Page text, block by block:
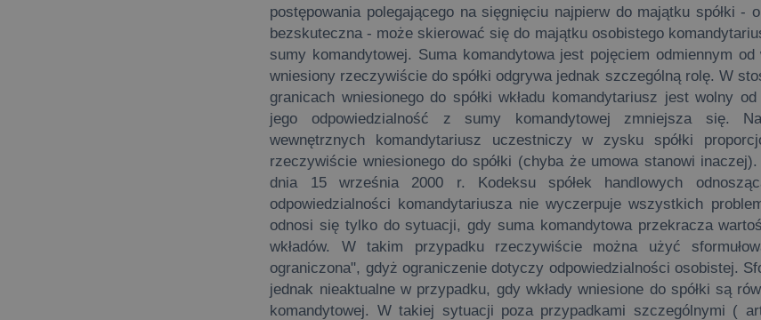
postępowania polegającego na sięgnięciu najpierw do majątku spółki -
bezskuteczna - może skierować się do majątku osobistego
sumy komandytowej. Suma komandytowa jest pojęciem odmiennym od
wniesiony rzeczywiście do spółki odgrywa jednak szczególną rolę. W
granicach wniesionego do spółki wkładu komandytariusz jest wolny
jego odpowiedzialność z sumy komandytowej zmniejsza się.
wewnętrznych komandytariusz uczestniczy w zysku spółki
rzeczywiście wniesionego do spółki (chyba że umowa stanowi
dnia 15 września 2000 r. Kodeksu spółek handlowych
odpowiedzialności komandytariusza nie wyczerpuje wszystkich
odnosi się tylko do sytuacji, gdy suma komandytowa przekracza
wkładów. W takim przypadku rzeczywiście można użyć
ograniczona", gdyż ograniczenie dotyczy odpowiedzialności osobistej.
jednak nieaktualne w przypadku, gdy wkłady wniesione do spółki są
komandytowej. W takiej sytuacji poza przypadkami szczególnymi (